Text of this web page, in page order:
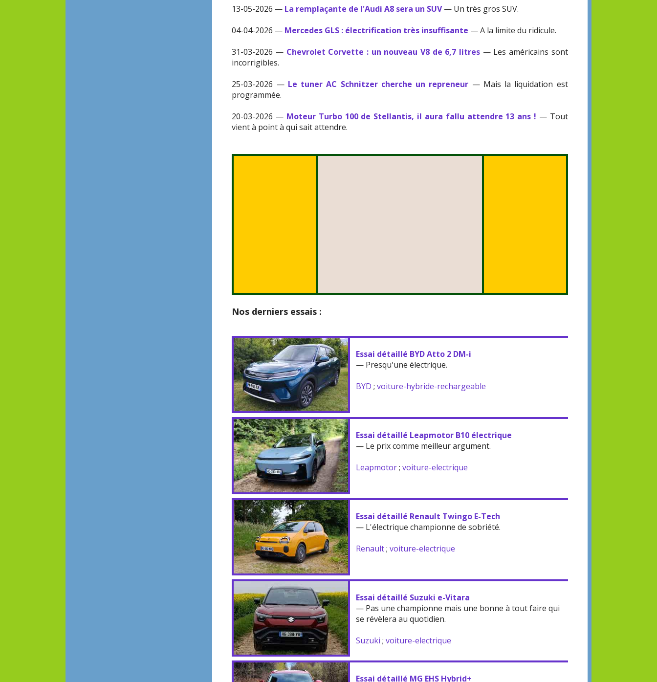
13-05-2026 — La remplaçante de l'Audi A8 sera un SUV— Un très gros SUV.
04-04-2026 — Mercedes GLS : électrification très insuffisante — A la limite du ridicule.
31-03-2026 — Chevrolet Corvette : un nouveau V8 de 6,7 litres— Les américains sont
incorrigibles.
25-03-2026 — Le tuner AC Schnitzer cherche un repreneur — Mais la liquidation est
programmée.
20-03-2026 — Moteur Turbo 100 de Stellantis, il aura fallu attendre 13 ans ! — Tout
vient à point à qui sait attendre.
Nos derniers essais :
Essai détaillé BYD Atto 2 DM-i
— Presqu'une électrique.
BYD ;voiture-hybride-rechargeable
Essai détaillé Leapmotor B10 électrique
— Le prix comme meilleur argument.
Leapmotor;voiture-electrique
Essai détaillé Renault Twingo E-Tech
— L'électrique championne de sobriété.
Renault;voiture-electrique
Essai détaillé Suzuki e-Vitara
— Pas une championne mais une bonne à tout faire qui
se révèlera au quotidien.
Suzuki ;voiture-electrique
Essai détaillé MG EHS Hybrid+